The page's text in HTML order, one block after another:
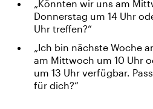
„Könnten wir uns am
Donnerstag um 14 Uhr
Uhr treffen?“
„Ich bin nächste Woche
am Mittwoch um 10 Uhr
um 13 Uhr verfügbar.
für dich?“